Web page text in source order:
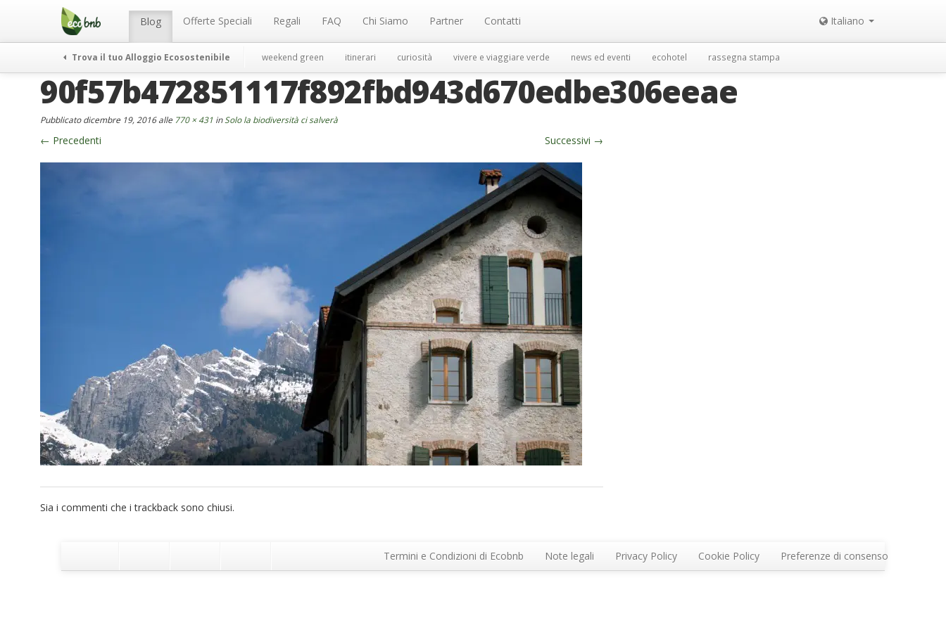
Menu Blog Offerte Speciali Regali FAQ Chi Siamo Partner Contatti Italiano
Trova il tuo Alloggio Ecosostenibile weekend green itinerari curiosità vivere e viaggiare verde news ed eventi ecohotel rassegna stampa
90f57b472851117f892fbd943d670edbe306eeae
Pubblicatodicembre 19, 2016alle 770 × 431 in Solo la biodiversità ci salverà
← Precedenti Successivi →
Sia i commenti che i trackback sono chiusi.
Termini e Condizioni di Ecobnb Note legali Privacy Policy Cookie Policy Preferenze di consenso